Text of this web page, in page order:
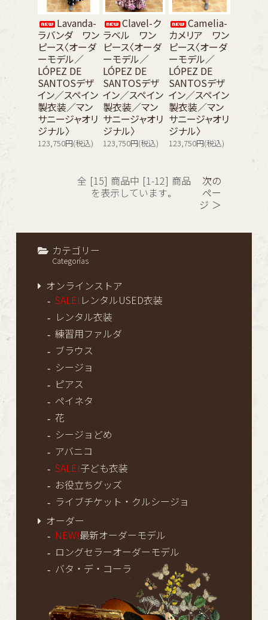
カテゴリー
Categorías
オンラインストア
SALE! レンタルUSED衣装
レンタル衣装
練習用ファルダ
ブラウス
シージョ
ピアス
ペイネタ
花
シージョどめ
アバニコ
SALE!子ども衣装
お役立ちグッズ
ライブチケット・クルシージョ
オーダー
NEW!最新オーダーモデル
ロングセラーオーダーモデル
バタ・デ・コーラ
Lavanda-
ラバンダ ワン
ピース〈オーダ
ーモデル／
LÓPEZ DE
SANTOSデザ
イン／スペイン
製衣装／マン
サニージャオリ
ジナル〉
123,750円(税込)
Clavel-ク
ラベル ワン
ピース〈オーダ
ーモデル／
LÓPEZ DE
SANTOSデザ
イン／スペイン
製衣装／マン
サニージャオリ
ジナル〉
123,750円(税込)
Camelia-
カメリア ワン
ピース〈オーダ
ーモデル／
LÓPEZ DE
SANTOSデザ
イン／スペイン
製衣装／マン
サニージャオリ
ジナル〉
123,750円(税込)
全 [15] 商品中 [1-12] 商品
を表示しています。
次の
ペー
ジ ＞